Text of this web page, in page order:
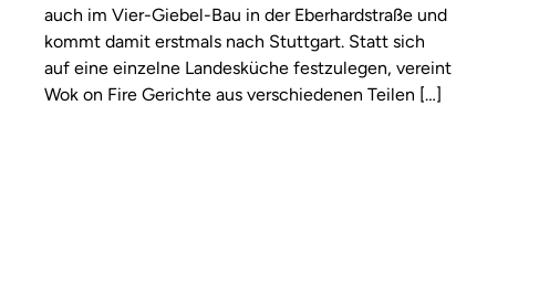
auch im Vier-Giebel-Bau in der Eberhardstraße und
kommt damit erstmals nach Stuttgart. Statt sich
auf eine einzelne Landesküche festzulegen, vereint
Wok on Fire Gerichte aus verschiedenen Teilen […]